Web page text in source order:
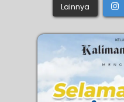
Lainnya